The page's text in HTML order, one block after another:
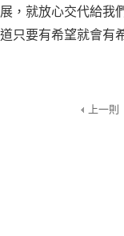
，就放心交代給我
只要有希望就會有
上一則